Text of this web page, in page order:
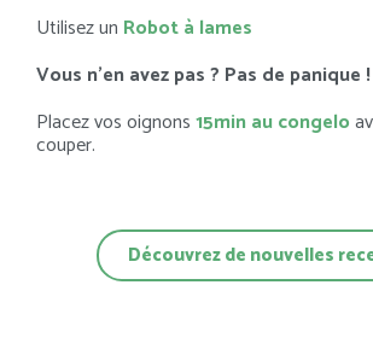
Utilisez un Robot à lames
Vous n’en avez pas ? Pas de panique !
Placez vos oignons15min au congelo
couper.
Découvrez de nouvelles